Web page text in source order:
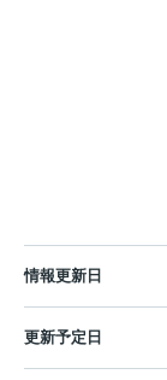
情報更新日
更新予定日